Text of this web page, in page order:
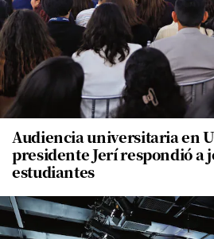
Audiencia universitaria en
presidente Jerí respondió a
estudiantes